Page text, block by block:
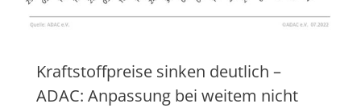
Kraftstoffpreise sinken deutlich –
ADAC: Anpassung bei weitem nicht